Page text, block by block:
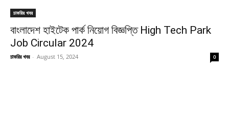
চাকরির খবর
বাংলাদেশ হাইটেক পার্ক নিয়োগ বিজ্ঞপ্তি High Tech Park
Job Circular 2024
চাকরির খবর - August 15, 2024 0